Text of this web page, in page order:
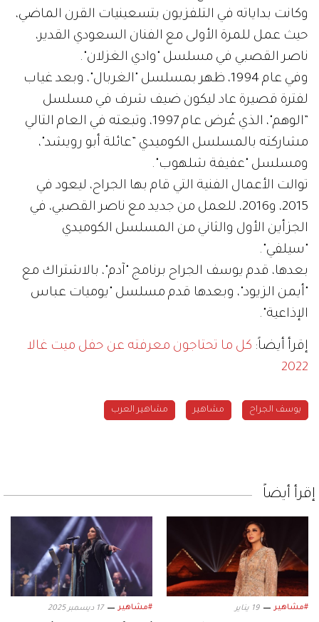
وكانت بداياته في التلفزيون بتسعينيات القرن الماضي،
حيث عمل للمرة الأولى مع الفنان السعودي القدير، ​
ناصر القصبي​ في مسلسل "وادي الغزلان".
وفي عام 1994، ظهر بمسلسل "الغربال"، وبعد غياب
لفترة قصيرة عاد ليكون ضيف شرف في مسلسل
”الوهم"، الذي عُرض عام 1997، وتبعته في العام التالي
مشاركته بالمسلسل الكوميدي ”عائلة أبو رويشد"،
ومسلسل "عفيفة شلهوب".
توالت الأعمال الفنية التي قام بها الجراح، ليعود في
2015، و2016، للعمل من جديد مع ناصر القصبي، في
الجزأين الأول والثاني من المسلسل الكوميدي
"سيلفي".
بعدها، قدم يوسف الجراح برنامج "آدم"، بالاشتراك مع
"أيمن الزيود"، وبعدها قدم مسلسل "يوميات عباس
الإذاعية".
إقرأ أيضاً: كل ما تحتاجون معرفته عن حفل ميت غالا
2022
يوسف الجراح مشاهير مشاهير العرب
إقرأ أيضاً
#مشاهير 19 يناير #مشاهير 17 ديسمبر 2025